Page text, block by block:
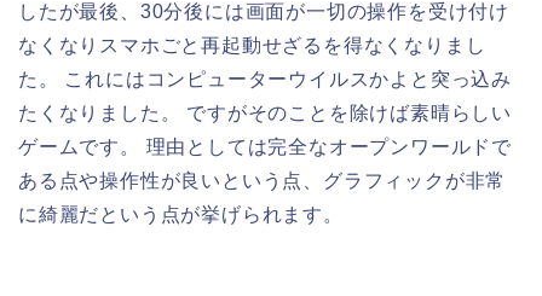
したが最後、30分後には画面が一切の操作を受け付け
なくなりスマホごと再起動せざるを得なくなりまし
た。 これにはコンピューターウイルスかよと突っ込み
たくなりました。 ですがそのことを除けば素晴らしい
ゲームです。 理由としては完全なオープンワールドで
ある点や操作性が良いという点、グラフィックが非常
に綺麗だという点が挙げられます。